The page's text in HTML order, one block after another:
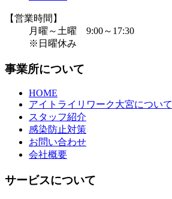
【営業時間】
月曜～土曜 9:00～17:30
※日曜休み
事業所について
HOME
アイトライリワーク大宮について
スタッフ紹介
感染防止対策
お問い合わせ
会社概要
サービスについて